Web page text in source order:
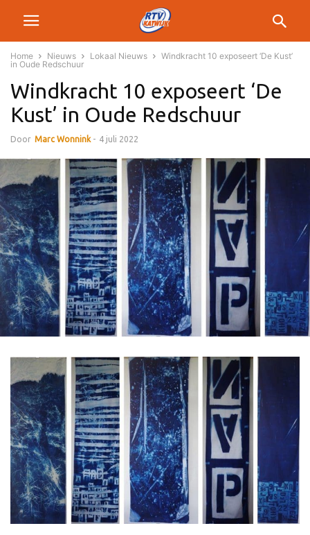
Home Nieuws Lokaal Nieuws
Windkracht 10 exposeert ‘De Kust’
in Oude Redschuur
Windkracht 10 exposeert ‘De
Kust’ in Oude Redschuur
Door Marc Wonnink - 4 juli 2022